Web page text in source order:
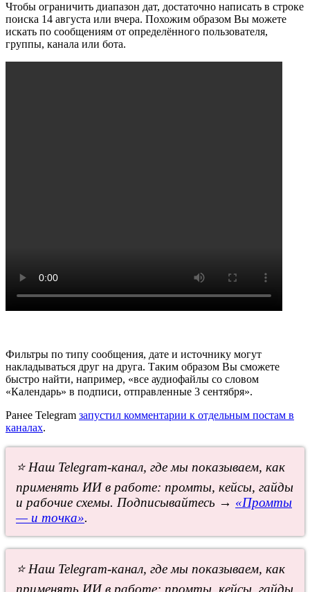
Чтобы ограничить диапазон дат, достаточно написать в строке
поиска 14 августа или вчера. Похожим образом Вы можете
искать по сообщениям от определённого пользователя,
группы, канала или бота.
Фильтры по типу сообщения, дате и источнику могут
накладываться друг на друга. Таким образом Вы сможете
быстро найти, например, «все аудиофайлы со словом
«Календарь» в подписи, отправленные 3 сентября».
Ранее Telegram запустил комментарии к отдельным постам в
каналах.
⭐ Наш Telegram-канал, где мы показываем, как
применять ИИ в работе: промты, кейсы, гайды
и рабочие схемы. Подписывайтесь → «Промты
— и точка».
⭐ Наш Telegram-канал, где мы показываем, как
применять ИИ в работе: промты, кейсы, гайды